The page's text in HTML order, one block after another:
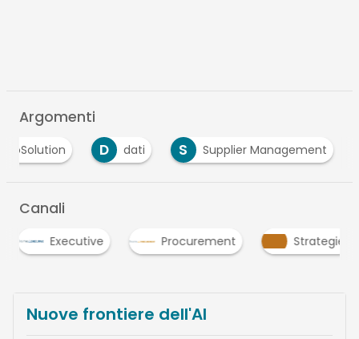
Argomenti
D dati S Supplier Management
Canali
Executive Procurement Strategie
Nuove frontiere dell'AI